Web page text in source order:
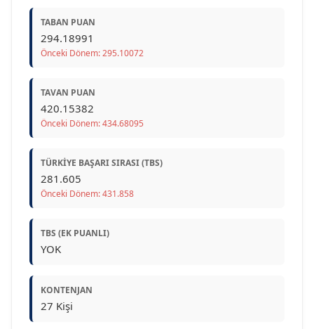
TABAN PUAN
294.18991
Önceki Dönem: 295.10072
TAVAN PUAN
420.15382
Önceki Dönem: 434.68095
TÜRKIYE BAŞARI SIRASI (TBS)
281.605
Önceki Dönem: 431.858
TBS (EK PUANLI)
YOK
KONTENJAN
27 Kişi